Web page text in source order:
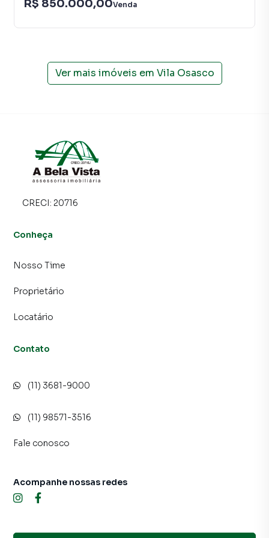
R$ 850.000,00Venda
Ver mais imóveis em Vila Osasco
CRECI: 20716
Conheça
Nosso Time
Proprietário
Locatário
Contato
(11) 3681-9000
(11) 98571-3516
Fale conosco
Acompanhe nossas redes